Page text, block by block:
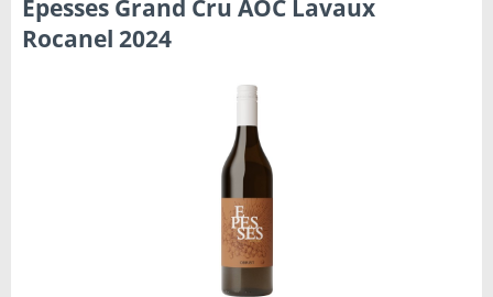
Epesses Grand Cru AOC Lavaux
Rocanel 2024